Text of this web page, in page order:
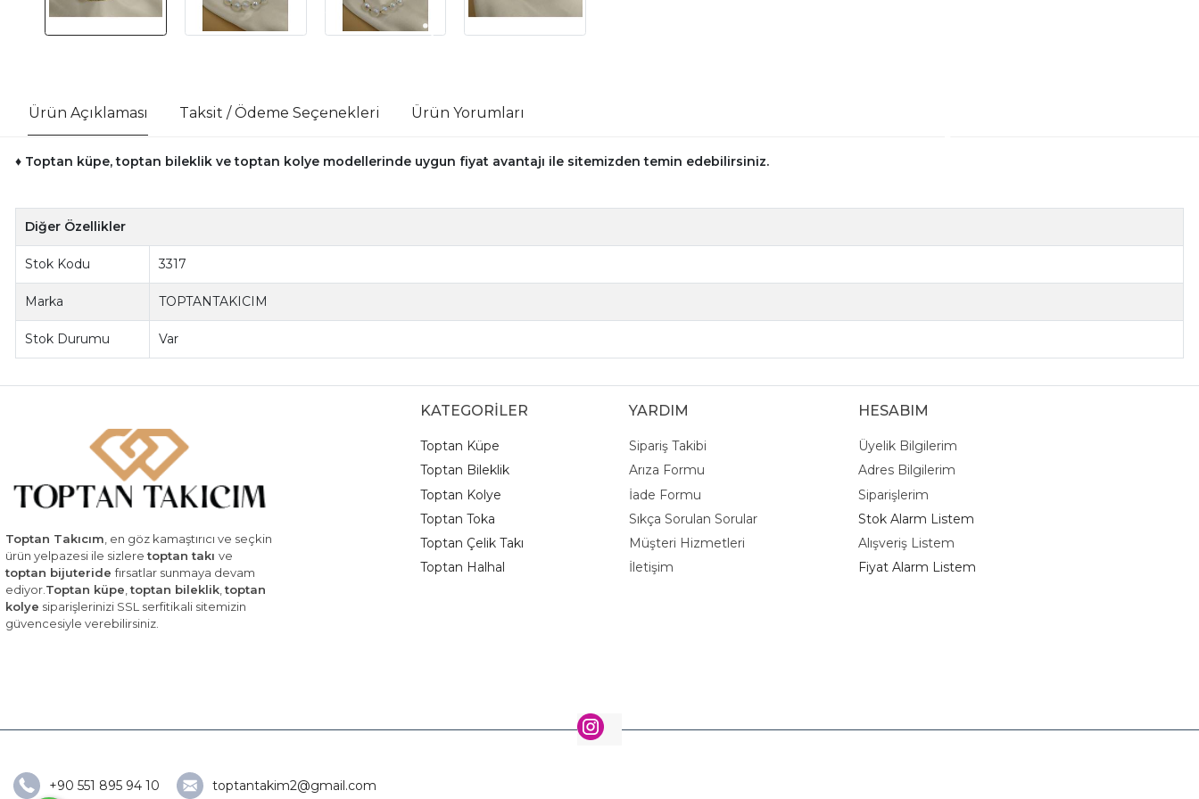
Ürün Açıklaması Taksit / Ödeme Seçenekleri Ürün Yorumları
♦ Toptan küpe, toptan bileklik ve toptan kolye modellerinde uygun fiyat avantajı ile sitemizden temin edebilirsiniz.
Diğer Özellikler
Stok Kodu 3317
Marka TOPTANTAKICIM
Stok Durumu Var
Toptan Takıcım, en göz kamaştırıcı ve seçkin
ürün yelpazesi ile sizleretoptan takı ve
toptan bijuteridefırsatlar sunmaya devam
ediyor.Toptan küpe,toptan bileklik,toptan
kolye siparişlerinizi SSL serfitikali sitemizin
güvencesiyle verebilirsiniz.
KATEGORİLER
Toptan Küpe
Toptan Bileklik
Toptan Kolye
Toptan Toka
Toptan Çelik Takı
Toptan Halhal
YARDIM
Sipariş Takibi
Arıza Formu
İade Formu
Sıkça Sorulan Sorular
Müşteri Hizmetleri
İletişim
HESABIM
Üyelik Bilgilerim
Adres Bilgilerim
Siparişlerim
Stok Alarm Listem
Alışveriş Listem
Fiyat Alarm Listem
+90 551 895 94 10 toptantakim2@gmail.com